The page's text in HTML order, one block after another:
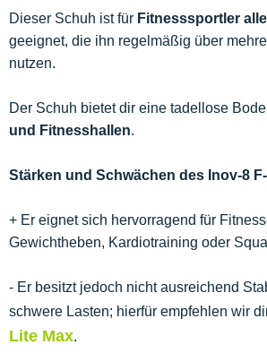
Dieser Schuh ist für Fitnesssportler
geeignet, die ihn regelmäßig über
nutzen.
Der Schuh bietet dir eine tadellose
und Fitnesshallen.
Stärken und Schwächen des Inov-8
+ Er eignet sich hervorragend für
Gewichtheben, Kardiotraining oder
- Er besitzt jedoch nicht ausreichend
schwere Lasten; hierfür empfehlen wir
Lite Max.